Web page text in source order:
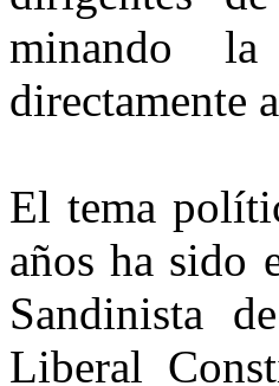
minando la
directamente
El tema
años ha sido
Sandinista
Liberal